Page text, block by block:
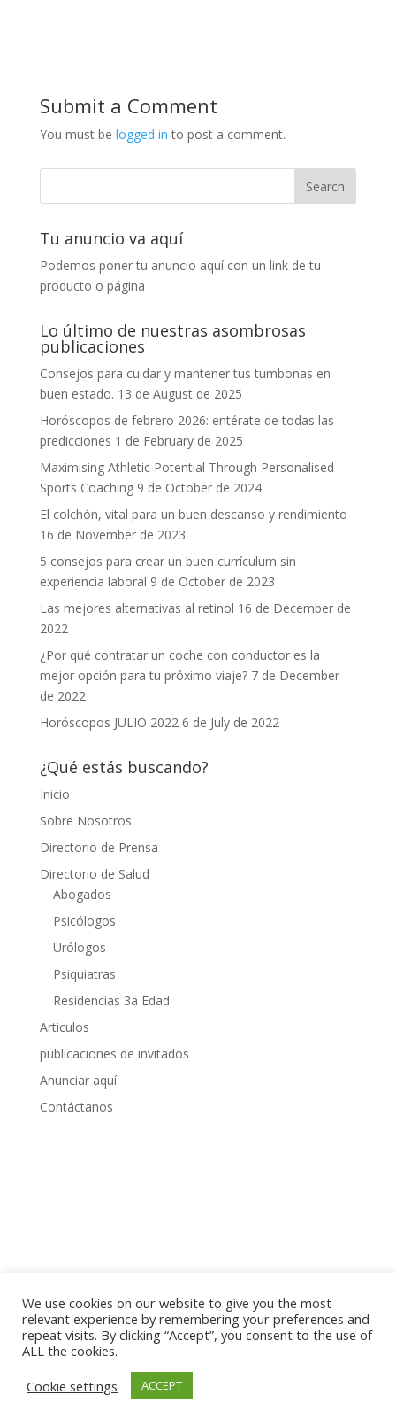
Submit a Comment
You must be logged in to post a comment.
Tu anuncio va aquí
Podemos poner tu anuncio aquí con un link de tu
producto o página
Lo último de nuestras asombrosas
publicaciones
Consejos para cuidar y mantener tus tumbonas en
buen estado. 13 de August de 2025
Horóscopos de febrero 2026: entérate de todas las
predicciones 1 de February de 2025
Maximising Athletic Potential Through Personalised
Sports Coaching 9 de October de 2024
El colchón, vital para un buen descanso y rendimiento
16 de November de 2023
5 consejos para crear un buen currículum sin
experiencia laboral 9 de October de 2023
Las mejores alternativas al retinol 16 de December de
2022
¿Por qué contratar un coche con conductor es la
mejor opción para tu próximo viaje? 7 de December
de 2022
Horóscopos JULIO 2022 6 de July de 2022
¿Qué estás buscando?
Inicio
Sobre Nosotros
Directorio de Prensa
Directorio de Salud
Abogados
Psicólogos
Urólogos
Psiquiatras
Residencias 3a Edad
Articulos
publicaciones de invitados
Anunciar aquí
Contáctanos
We use cookies on our website to give you the most
relevant experience by remembering your preferences and
repeat visits. By clicking “Accept”, you consent to the use of
ALL the cookies.
Cookie settings
ACCEPT